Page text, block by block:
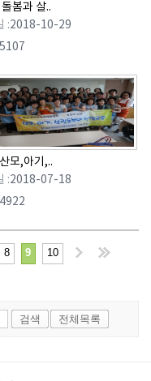
봄과 살..
:2018-10-29
5107
모,아기,..
:2018-07-18
4922
8 9 10
전체목록